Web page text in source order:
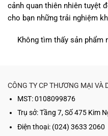
cảnh quan thiên nhiên tuyệt
cho bạn những trải nghiệm
Không tìm thấy sản phẩm
CÔNG TY CP THƯƠNG MẠI VÀ
MST: 0108099876
Trụ sở:Tầng 7, Số 475 Kim
Điện thoại: (024) 3633 2060